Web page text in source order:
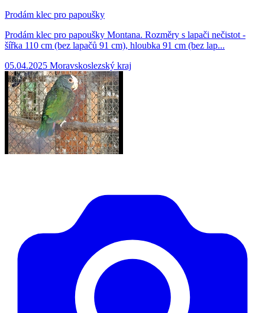
Prodám klec pro papoušky
Prodám klec pro papoušky Montana. Rozměry s lapači nečistot -
šířka 110 cm (bez lapačů 91 cm), hloubka 91 cm (bez lap...
05.04.2025 Moravskoslezský kraj